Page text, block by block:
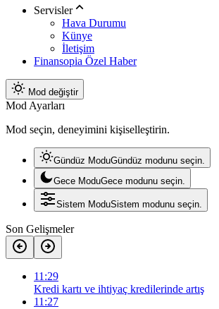
Servisler
Hava Durumu
Künye
İletişim
Finansopia Özel Haber
Mod değiştir
Mod Ayarları
Mod seçin, deneyimini kişiselleştirin.
Gündüz ModuGündüz modunu seçin.
Gece ModuGece modunu seçin.
Sistem ModuSistem modunu seçin.
Son Gelişmeler
11:29
Kredi kartı ve ihtiyaç kredilerinde artış
11:27